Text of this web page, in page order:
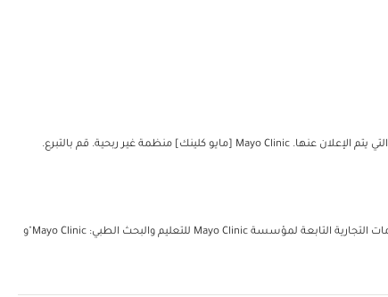
مؤسسة مايو للتعليم والبحث الطبي. جميع الحقوق محفوظة. يُمكن إعادة طباعة نسخة واحدة من هذه المواد لغرض الاستعمال الشخصي غير التجاري فحسب. تتضمن العلامات التجارية التابعة لمؤسسة Mayo Clinic للتعليم والبحث الطبي: Mayo Clinic"و